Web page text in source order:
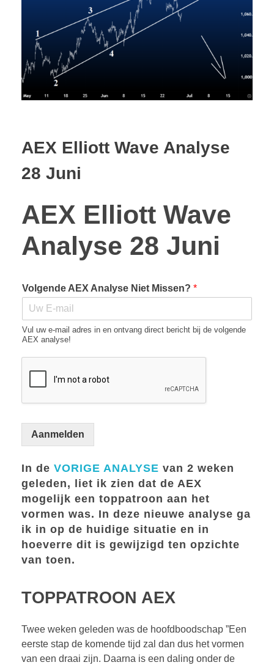
CONTACT
AEX Elliott Wave Analyse
28 Juni
AEX Elliott Wave
Analyse 28 Juni
Volgende AEX Analyse Niet Missen? *
Vul uw e-mail adres in en ontvang direct bericht bij de volgende
AEX analyse!
Aanmelden
In de VORIGE ANALYSE van 2 weken
geleden, liet ik zien dat de AEX
mogelijk een toppatroon aan het
vormen was. In deze nieuwe analyse ga
ik in op de huidige situatie en in
hoeverre dit is gewijzigd ten opzichte
van toen.
TOPPATROON AEX
Twee weken geleden was de hoofdboodschap ”Een
eerste stap de komende tijd zal dan dus het vormen
van een draai zijn. Daarna is een daling onder de